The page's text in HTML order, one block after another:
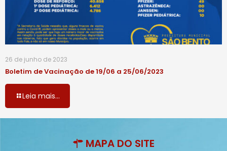
26 de junho de 2023
Boletim de Vacinação de 19/06 a 25/06/2023
Leia mais...
MAPA DO SITE